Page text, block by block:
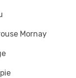
Mornay